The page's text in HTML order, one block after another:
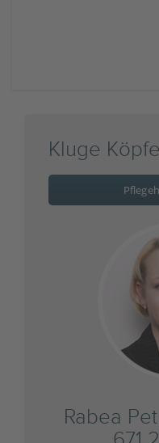
Kluge
Rabea